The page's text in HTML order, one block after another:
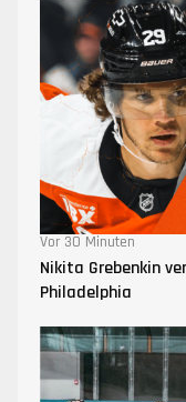
Vor 30 Minuten
Nikita Grebenkin
Philadelphia